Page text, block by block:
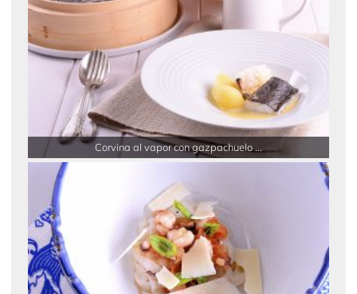
Corvina al vapor con gazpachuelo ...